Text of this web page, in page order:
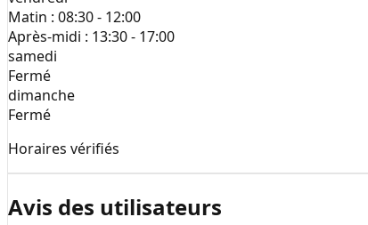
Matin : 08:30 - 12:00
Après-midi : 13:30 - 17:00
samedi
Fermé
dimanche
Fermé
Horaires vérifiés
Avis des utilisateurs